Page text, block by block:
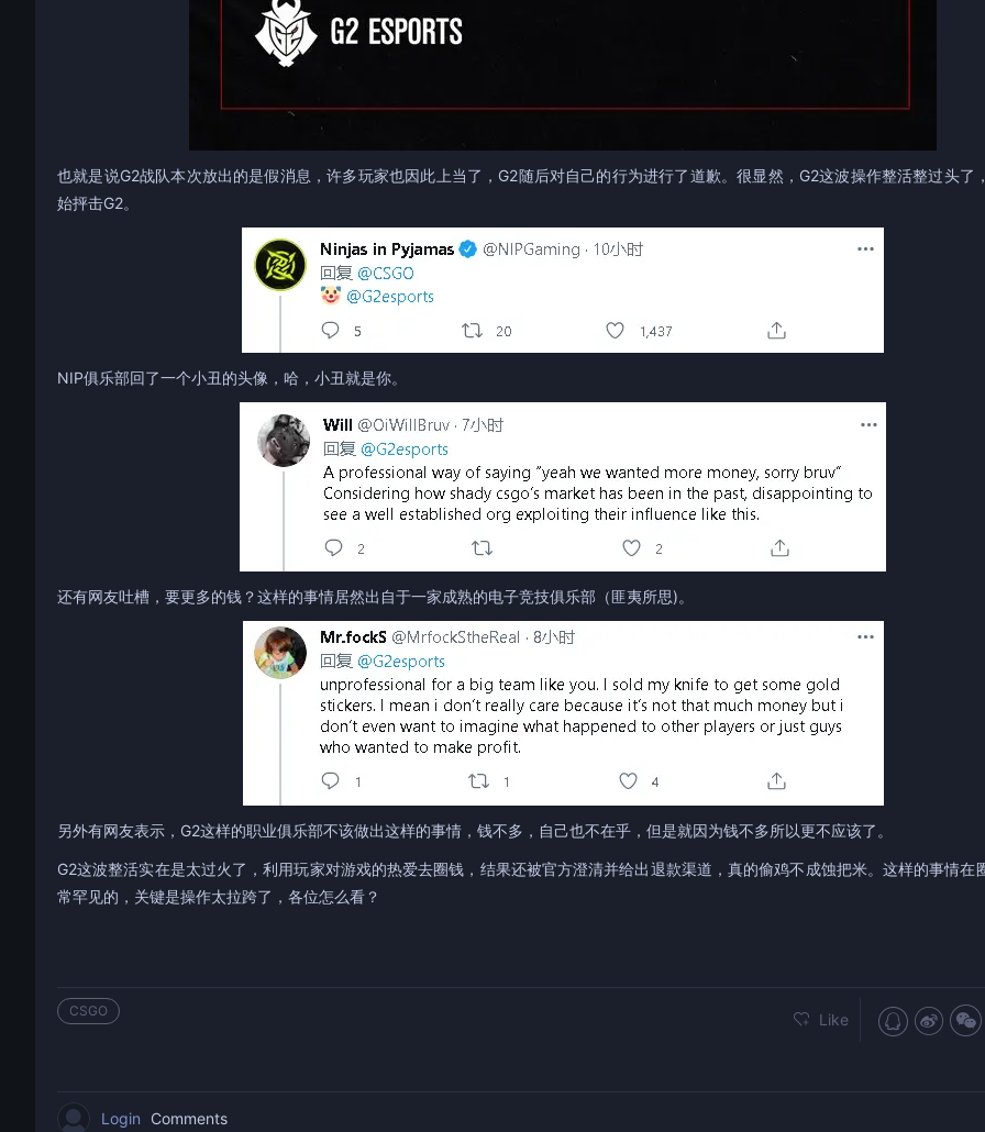
也就是说G2战队本次放出的是假消息，许多玩家也因此上当了，G2随后对自己的行为进行了道歉。很显然，G2这波操作整活整过头了
始抨击G2。
NIP俱乐部回了一个小丑的头像，哈，小丑就是你。
还有网友吐槽，要更多的钱？这样的事情居然出自于一家成熟的电子竞技俱乐部（匪夷所思)。
另外有网友表示，G2这样的职业俱乐部不该做出这样的事情，钱不多，自己也不在乎，但是就因为钱不多所以更不应该了。
G2这波整活实在是太过火了，利用玩家对游戏的热爱去圈钱，结果还被官方澄清并给出退款渠道，真的偷鸡不成蚀把米。这样的事情在
常罕见的，关键是操作太拉跨了，各位怎么看？
CSGO Like
Login Comments